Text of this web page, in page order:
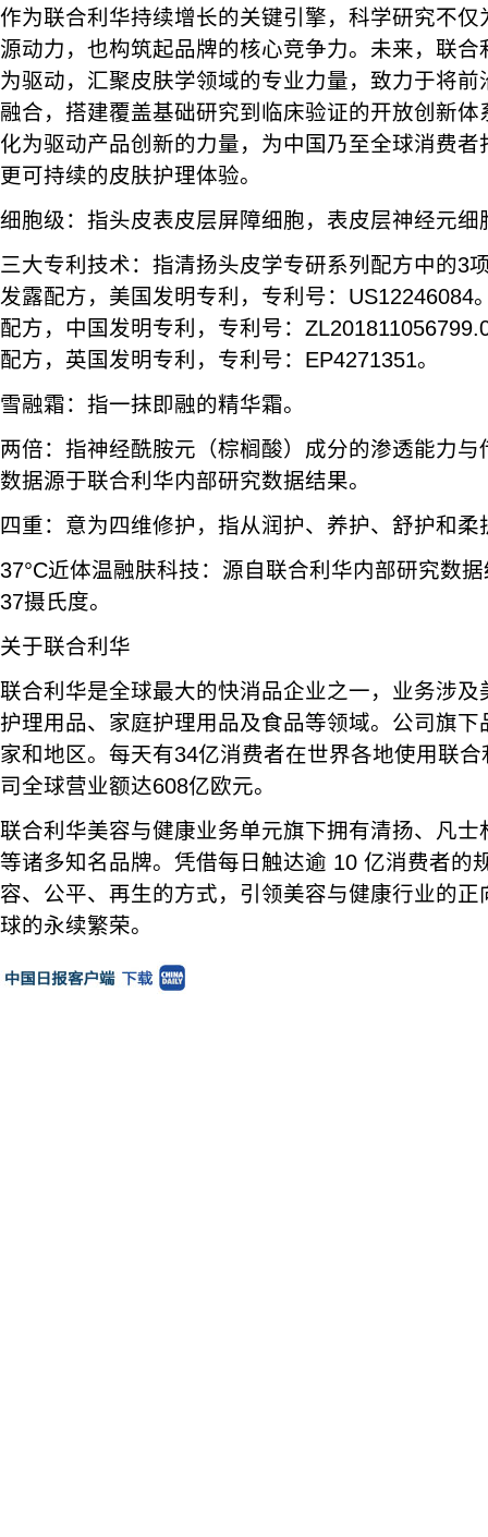
作为联合利华持续增长的关键引擎，科学研究不
源动力，也构筑起品牌的核心竞争力。未来，联
为驱动，汇聚皮肤学领域的专业力量，致力于将
融合，搭建覆盖基础研究到临床验证的开放创新
化为驱动产品创新的力量，为中国乃至全球消费
更可持续的皮肤护理体验。
细胞级：指头皮表皮层屏障细胞，表皮层神经元细
三大专利技术：指清扬头皮学专研系列配方中的3
发露配方，美国发明专利，专利号：US12246084
配方，中国发明专利，专利号：
配方，英国发明专利，专利号：EP4271351。
雪融霜：指一抹即融的精华霜。
两倍：指神经酰胺元（棕榈酸）成分的渗透能力
数据源于联合利华内部研究数据结果。
四重：意为四维修护，指从润护、养护、舒护和
37°C近体温融肤科技：源自联合利华内部研究数
37摄氏度。
关于联合利华
联合利华是全球最大的快消品企业之一，业务涉
护理用品、家庭护理用品及食品等领域。公司旗
家和地区。每天有34亿消费者在世界各地使用联
司全球营业额达608亿欧元。
联合利华美容与健康业务单元旗下拥有清扬、凡士
等诸多知名品牌。凭借每日触达逾 10 亿消费者的
容、公平、再生的方式，引领美容与健康行业的
球的永续繁荣。